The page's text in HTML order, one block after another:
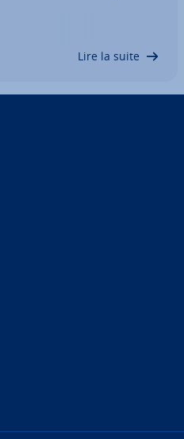
et l’apparence
Lire la suite